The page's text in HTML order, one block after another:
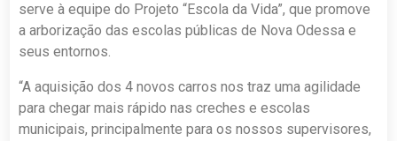
serve à equipe do Projeto “Escola da Vida”, que promove
a arborização das escolas públicas de Nova Odessa e
seus entornos.
“A aquisição dos 4 novos carros nos traz uma agilidade
para chegar mais rápido nas creches e escolas
municipais, principalmente para os nossos supervisores,